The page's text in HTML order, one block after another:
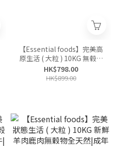
【Essential foods】完美高
原生活 ( 大粒 ) 10KG 無榖物
全天然高原禽鳥/安格斯牛|
成年狗糧
HK$798.00
HK$899.00